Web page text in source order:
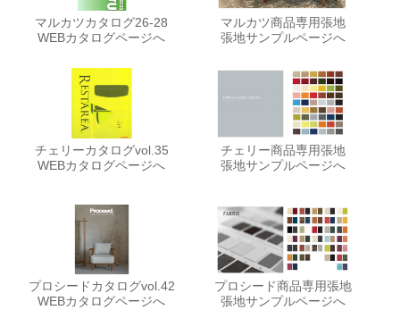
マルカツカタログ26-28
WEBカタログページへ
マルカツ商品専用張地
張地サンプルページへ
チェリーカタログvol.35
WEBカタログページへ
チェリー商品専用張地
張地サンプルページへ
プロシードカタログvol.42
WEBカタログページへ
プロシード商品専用張地
張地サンプルページへ